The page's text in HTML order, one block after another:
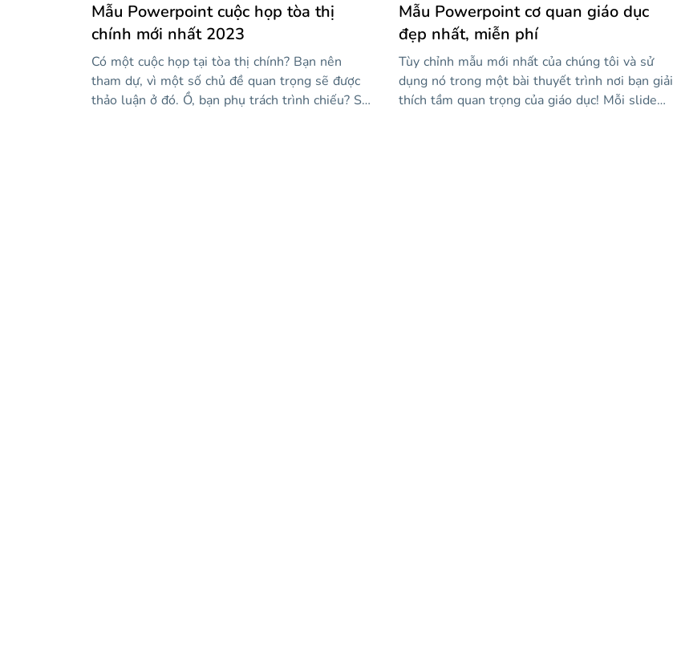
Mẫu Powerpoint cuộc họp tòa thị
chính mới nhất 2023
Có một cuộc họp tại tòa thị chính? Bạn nên
tham dự, vì một số chủ đề quan trọng sẽ được
thảo luận ở đó. Ồ, bạn phụ trách trình chiếu? Sử
Mẫu Powerpoint cơ quan giáo dục
đẹp nhất, miễn phí
Tùy chỉnh mẫu mới nhất của chúng tôi và sử
dụng nó trong một bài thuyết trình nơi bạn giải
thích tầm quan trọng của giáo dục! Mỗi slide